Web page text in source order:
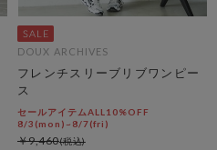
DOUX ARCHIVES
フレンチスリーブリブワンピー
ス
セールアイテムALL10%OFF
8/3(mon)~8/7(fri)
￥9,460